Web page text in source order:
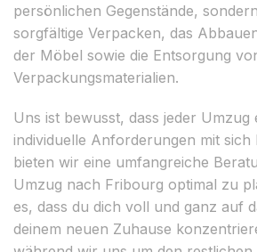
persönlichen Gegenstände,
sorgfältige Verpacken, das
der Möbel sowie die Entsorgung
Verpackungsmaterialien.
Uns ist bewusst, dass jeder Umzug
individuelle Anforderungen mit sich
bieten wir eine umfangreiche
Umzug nach Fribourg optimal zu
es, dass du dich voll und ganz auf
deinem neuen Zuhause